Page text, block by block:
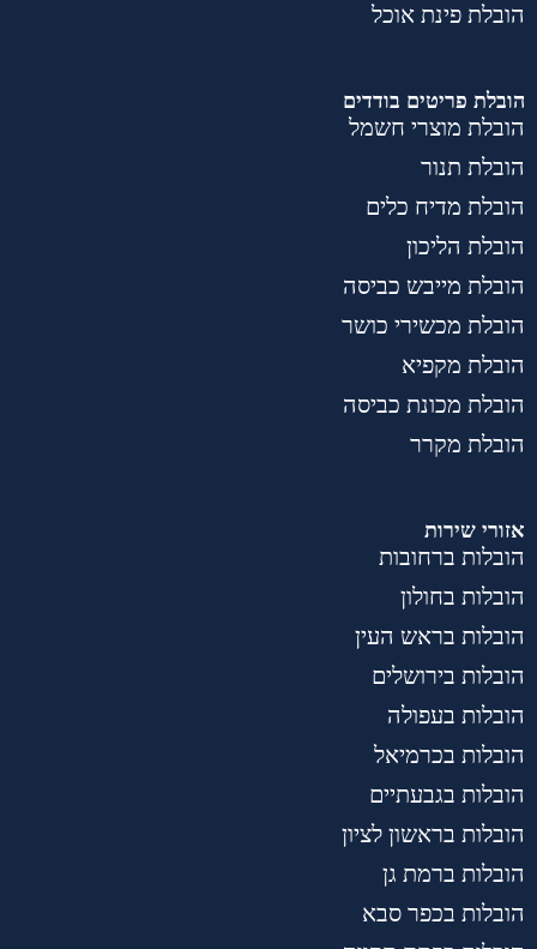
הובלת פינת אוכל
הובלת פריטים בודדים
הובלת מוצרי חשמל
הובלת תנור
הובלת מדיח כלים
הובלת הליכון
הובלת מייבש כביסה
הובלת מכשירי כושר
הובלת מקפיא
הובלת מכונת כביסה
הובלת מקרר
אזורי שירות
הובלות ברחובות
הובלות בחולון
הובלות בראש העין
הובלות בירושלים
הובלות בעפולה
הובלות בכרמיאל
הובלות בגבעתיים
הובלות בראשון לציון
הובלות ברמת גן
הובלות בכפר סבא